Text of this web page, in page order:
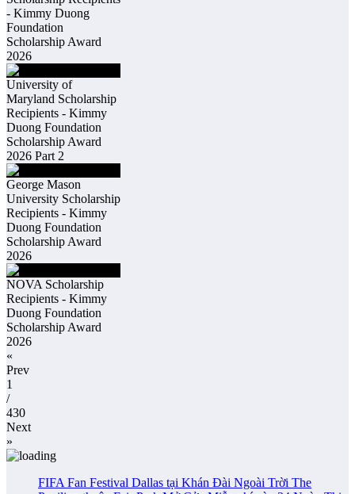
- Kimmy Duong
Foundation
Scholarship Award
2026
University of
Maryland Scholarship
Recipients - Kimmy
Duong Foundation
Scholarship Award
2026 Part 2
George Mason
University Scholarship
Recipients - Kimmy
Duong Foundation
Scholarship Award
2026
NOVA Scholarship
Recipients - Kimmy
Duong Foundation
Scholarship Award
2026
«
Prev
1
/
430
Next
»
FIFA Fan Festival Dallas tại Khán Đài Ngoài Trời The